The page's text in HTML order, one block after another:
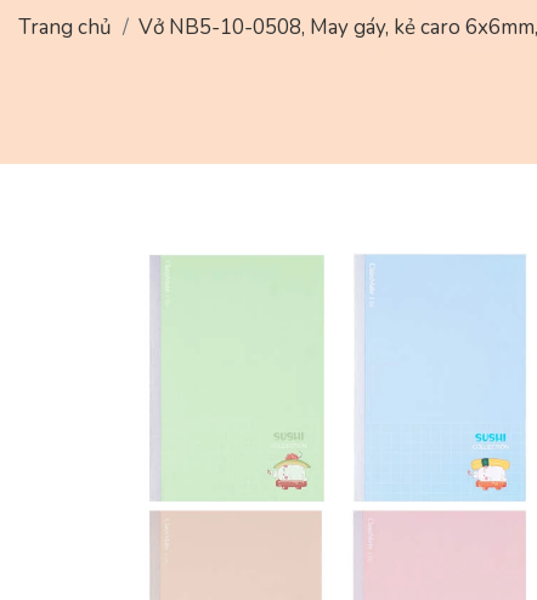
Trang chủ Vở NB5-10-0508, May gáy, kẻ caro